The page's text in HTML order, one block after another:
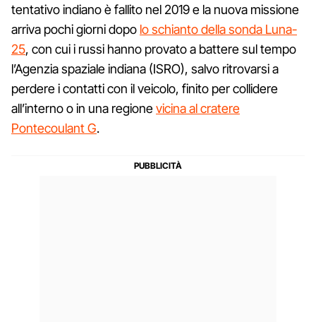
tentativo indiano è fallito nel 2019 e la nuova missione
arriva pochi giorni dopo lo schianto della sonda Luna-
25, con cui i russi hanno provato a battere sul tempo
l’Agenzia spaziale indiana (ISRO), salvo ritrovarsi a
perdere i contatti con il veicolo, finito per collidere
all’interno o in una regionevicina al cratere
Pontecoulant G.